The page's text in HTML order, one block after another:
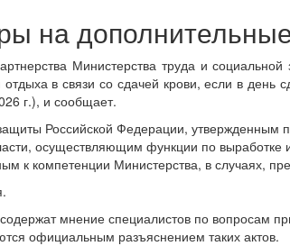
на
Министерства труда и
в связи со сдачей крови, если в
г.), и сообщает.
Российской Федерации,
осуществляющим функции по выработке
к компетенции Министерства, в случаях,
мнение специалистов по вопросам
официальным разъяснением таких актов.